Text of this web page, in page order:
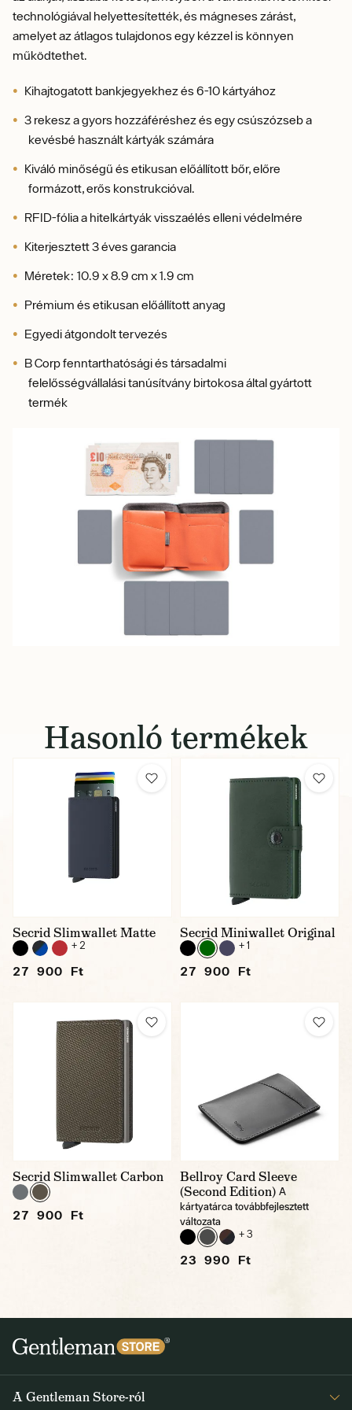
technológiával helyettesítették, és mágneses zárást,
amelyet az átlagos tulajdonos egy kézzel is könnyen
működtethet.
Kihajtogatott bankjegyekhez és 6-10 kártyához
3 rekesz a gyors hozzáféréshez és egy csúszózseb a
kevésbé használt kártyák számára
Kiváló minőségű és etikusan előállított bőr, előre
formázott, erős konstrukcióval.
RFID-fólia a hitelkártyák visszaélés elleni védelmére
Kiterjesztett 3 éves garancia
Méretek: 10.9 x 8.9 cm x 1.9 cm
Prémium és etikusan előállított anyag
Egyedi átgondolt tervezés
B Corp fenntarthatósági és társadalmi
felelősségvállalási tanúsítvány birtokosa által gyártott
termék
Hasonló termékek
Secrid Slimwallet Matte
+ 2
27 900 Ft
Secrid Miniwallet Original
+ 1
27 900 Ft
Secrid Slimwallet Carbon
27 900 Ft
Bellroy Card Sleeve
(Second Edition) A
kártyatárca továbbfejlesztett
változata
+ 3
23 990 Ft
A Gentleman Store-ról